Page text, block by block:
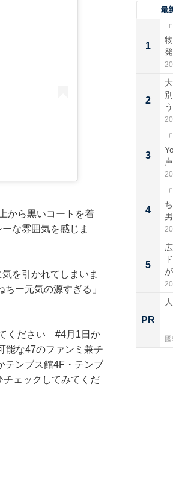
から黒いコートを着
な雰囲気を感じま
を引かれてしまいま
ー元気の源すぎる」
ください #4月1日か
能な47のファンミ兼チ
テンブス館4F・テンブ
ェックしてみてくだ
最
1
2
3
4
5
PR